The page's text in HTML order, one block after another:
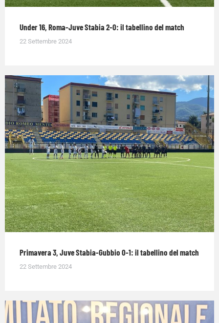
Under 16, Roma-Juve Stabia 2-0: il tabellino del match
22 Settembre 2024
Primavera 3, Juve Stabia-Gubbio 0-1: il tabellino del match
22 Settembre 2024